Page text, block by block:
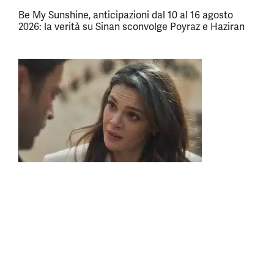
Be My Sunshine, anticipazioni dal 10 al 16 agosto
2026: la verità su Sinan sconvolge Poyraz e Haziran